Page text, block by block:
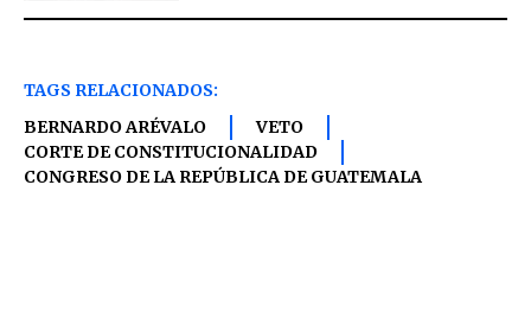
TAGS RELACIONADOS:
BERNARDO ARÉVALO
VETO
CORTE DE CONSTITUCIONALIDAD
CONGRESO DE LA REPÚBLICA DE GUATEMALA